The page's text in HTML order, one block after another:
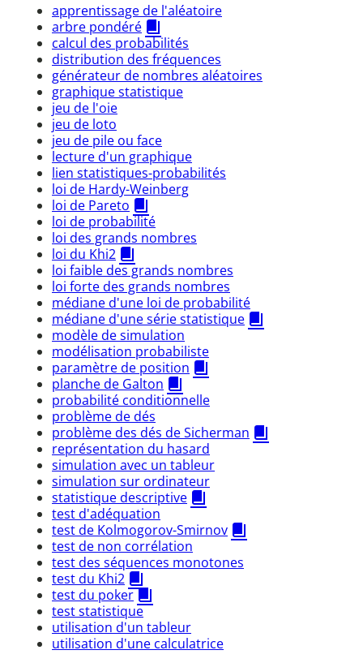
apprentissage de l'aléatoire
arbre pondéré
calcul des probabilités
distribution des fréquences
générateur de nombres aléatoires
graphique statistique
jeu de l'oie
jeu de loto
jeu de pile ou face
lecture d'un graphique
lien statistiques-probabilités
loi de Hardy-Weinberg
loi de Pareto
loi de probabilité
loi des grands nombres
loi du Khi2
loi faible des grands nombres
loi forte des grands nombres
médiane d'une loi de probabilité
médiane d'une série statistique
modèle de simulation
modélisation probabiliste
paramètre de position
planche de Galton
probabilité conditionnelle
problème de dés
problème des dés de Sicherman
représentation du hasard
simulation avec un tableur
simulation sur ordinateur
statistique descriptive
test d'adéquation
test de Kolmogorov-Smirnov
test de non corrélation
test des séquences monotones
test du Khi2
test du poker
test statistique
utilisation d'un tableur
utilisation d'une calculatrice